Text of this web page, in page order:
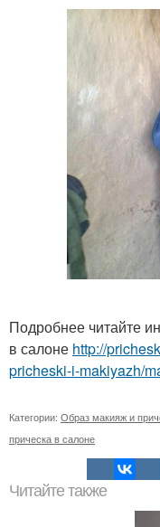
Подробнее читайте
в салоне http://
pricheski-i-makiyazh/
Категории: Образ макияж и
прическа в салоне
Читайте также